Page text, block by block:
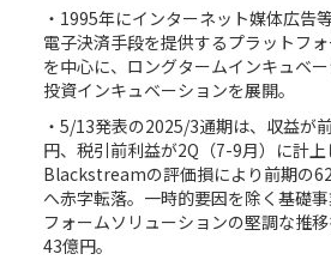
・1995年にインターネット媒体広告
電子決済手段を提供するプラットフ
を中心に、ロングタームインキュベ
投資インキュベーションを展開。
・5/13発表の2025/3通期は、収益が
円、税引前利益が2Q（7-9月）に計
Blackstreamの評価損により前期の
へ赤字転落。一時的要因を除く基礎
フォームソリューションの堅調な推
43億円。